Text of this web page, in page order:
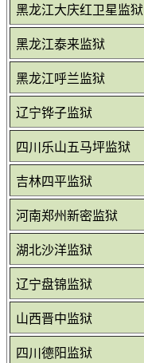
黑龙江大庆红卫星监狱
黑龙江泰来监狱
黑龙江呼兰监狱
辽宁铧子监狱
四川乐山五马坪监狱
吉林四平监狱
河南郑州新密监狱
湖北沙洋监狱
辽宁盘锦监狱
山西晋中监狱
四川德阳监狱